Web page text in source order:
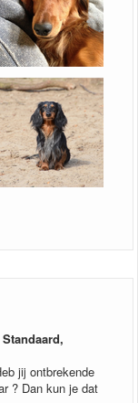
jij ontbrekende
? Dan kun je dat